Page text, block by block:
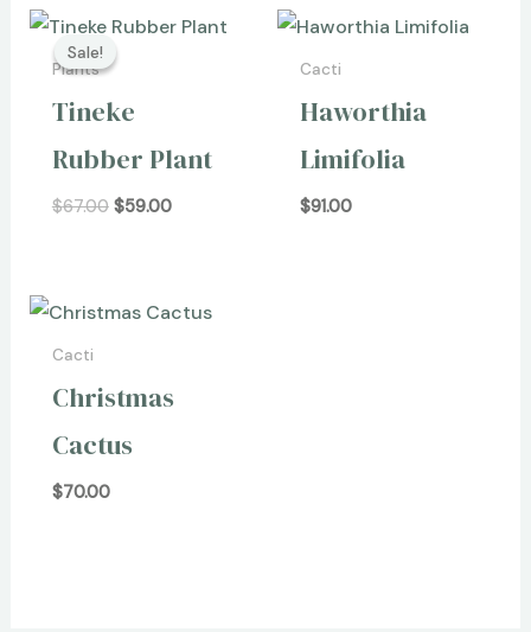
Sale!
Sale!
Plants
Tineke
Rubber Plant
$67.00
Original
price
was:
$59.00
Current
price
Cacti
Haworthia
Limifolia
$91.00
Cacti
Christmas
Cactus
$70.00